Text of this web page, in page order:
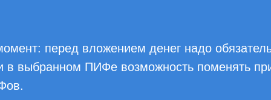
перед вложением денег надо
в выбранном ПИФе возможность поменять